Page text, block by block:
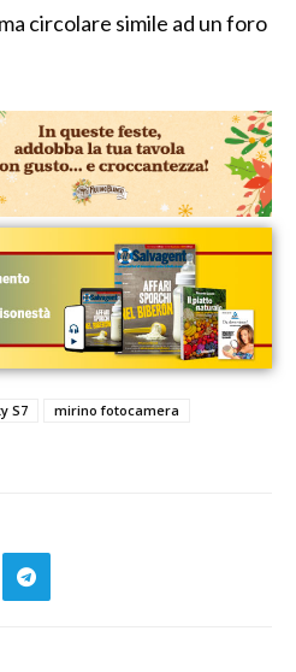
circolare simile ad un foro
S7
mirino fotocamera